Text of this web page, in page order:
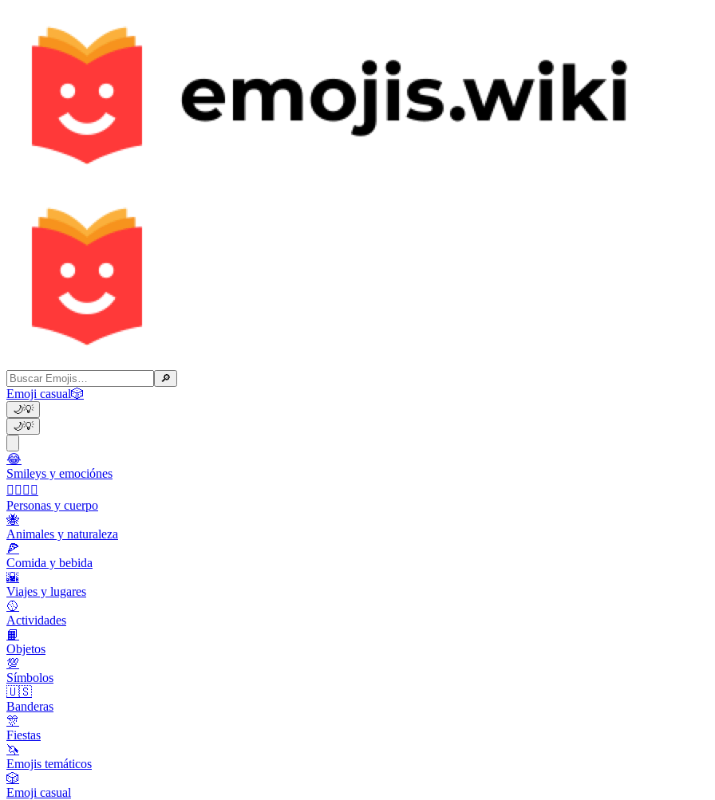
🔎
Emoji casual🎲
🌙💡
🌙💡
😂
Smileys y emociónes
👩‍❤️‍💋‍👨
Personas y cuerpo
🐝
Animales y naturaleza
🍕
Comida y bebida
🌇
Viajes y lugares
🥎
Actividades
📙
Objetos
💯
Símbolos
🇺🇸
Banderas
🎊
Fiestas
🦄
Emojis temáticos
🎲
Emoji casual